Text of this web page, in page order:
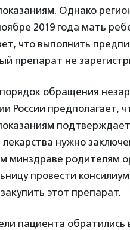
Однако
2019 года мать
что выполнить
препарат не
обращения
России предполагает,
лекарства нужно
минздраве родителям
провести
этот препарат.
пациента обратились